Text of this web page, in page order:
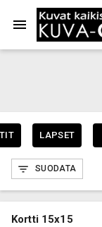
LAPSET
SUODATA
Kortti 15x15